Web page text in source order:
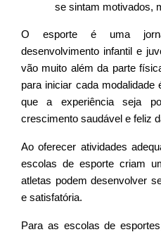
se sintam motivados,
O esporte é uma
desenvolvimento infantil e
vão muito além da parte
para iniciar cada
que a experiência seja
crescimento saudável e feliz
Ao oferecer atividades
escolas de esporte criam
atletas podem desenvolver
e satisfatória.
Para as escolas de